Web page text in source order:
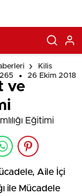
Kilis
265
26 Ekim 2018
ve
Aile İçi
ile Mücadele